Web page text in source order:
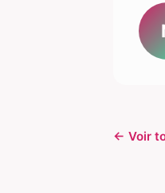
← Voir